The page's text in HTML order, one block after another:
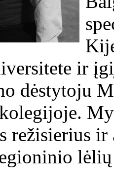
ir
dėstytoju
režisierius